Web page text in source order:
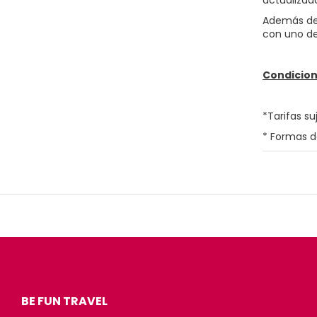
Además
con uno
*Tarifas
* Formas
BE FUN TRAVEL